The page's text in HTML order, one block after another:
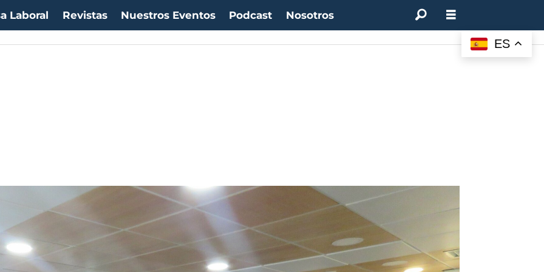
Laboral Revistas Nuestros Eventos Podcast Nosotros
ES
Bitcoin: $62.760,11